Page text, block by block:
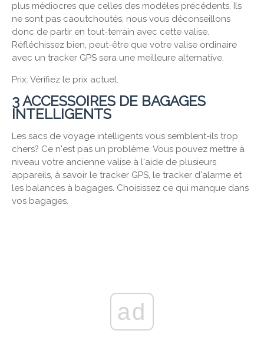
plus médiocres que celles des modèles précédents. Ils
ne sont pas caoutchoutés, nous vous déconseillons
donc de partir en tout-terrain avec cette valise.
Réfléchissez bien, peut-être que votre valise ordinaire
avec un tracker GPS sera une meilleure alternative.
Prix: Vérifiez le prix actuel.
3 ACCESSOIRES DE BAGAGES
INTELLIGENTS
Les sacs de voyage intelligents vous semblent-ils trop
chers? Ce n'est pas un problème. Vous pouvez mettre à
niveau votre ancienne valise à l'aide de plusieurs
appareils, à savoir le tracker GPS, le tracker d'alarme et
les balances à bagages. Choisissez ce qui manque dans
vos bagages.
ad